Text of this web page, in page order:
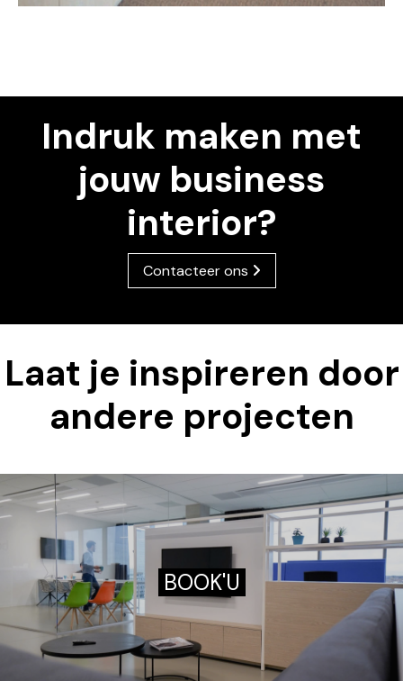
Indruk maken met
jouw business
interior?
Contacteer ons
Laat je inspireren door
andere projecten
BOOK'U